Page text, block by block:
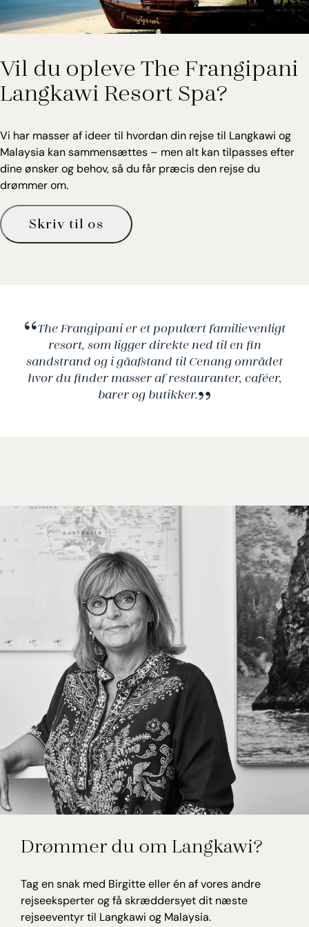
Vil du opleve The Frangipani
Langkawi Resort Spa?
Vi har masser af ideer til hvordan din rejse til Langkawi og
Malaysia kan sammensættes – men alt kan tilpasses efter
dine ønsker og behov, så du får præcis den rejse du
drømmer om.
Skriv til os
The Frangipani er et populært familievenligt
resort, som ligger direkte ned til en fin
sandstrand og i gåafstand til Cenang området
hvor du finder masser af restauranter, caféer,
barer og butikker.
Birgitte Willumsen
Drømmer du om Langkawi?
Tag en snak med Birgitte eller én af vores andre
rejseeksperter og få skræddersyet dit næste
rejseeventyr til Langkawi og Malaysia.